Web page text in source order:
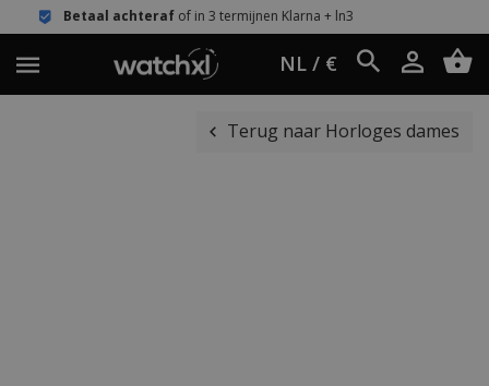
of in 3 termijnen Klarna + ln3
NL / €
Terug naar Horloges dames